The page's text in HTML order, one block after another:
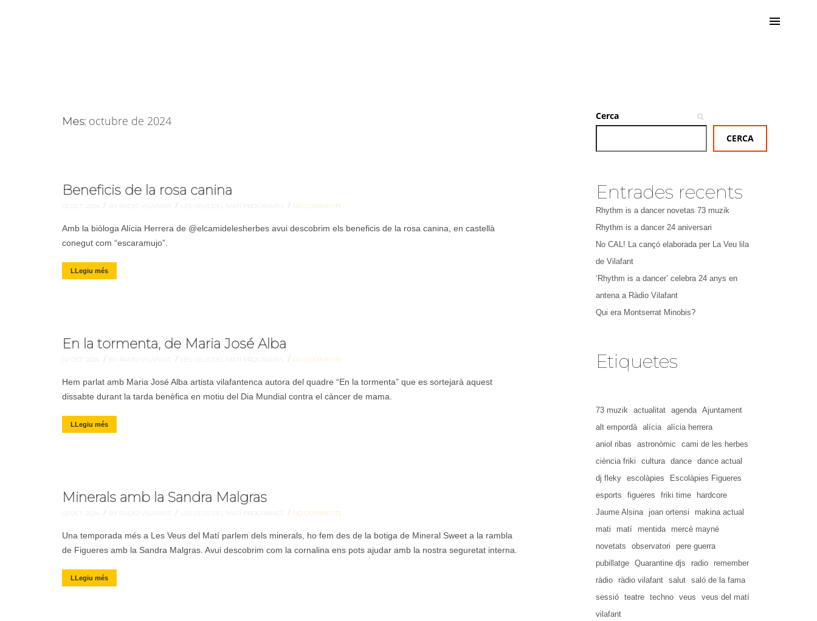
Mes: octubre de 2024
Beneficis de la rosa canina
02 OCT. 2024 / BY RADIO VILAFANT / LES VEUS DEL MATÍ PROGRAMES / NO COMMENTS
Amb la biòloga Alícia Herrera de @elcamidelesherbes avui descobrim els beneficis de la rosa canina, en castellà
conegut com “escaramujo”.
LLegiu més
En la tormenta, de Maria José Alba
02 OCT. 2024 / BY RADIO VILAFANT / LES VEUS DEL MATÍ PROGRAMES / NO COMMENTS
Hem parlat amb Maria José Alba artista vilafantenca autora del quadre “En la tormenta” que es sortejarà aquest
dissabte durant la tarda benèfica en motiu del Dia Mundial contra el càncer de mama.
LLegiu més
Minerals amb la Sandra Malgras
02 OCT. 2024 / BY RADIO VILAFANT / LES VEUS DEL MATÍ PROGRAMES / NO COMMENTS
Una temporada més a Les Veus del Matí parlem dels minerals, ho fem des de la botiga de Mineral Sweet a la rambla
de Figueres amb la Sandra Malgras. Avui descobrim com la cornalina ens pots ajudar amb la nostra seguretat interna.
LLegiu més
Cerca
CERCA
Entrades recents
Rhythm is a dancer novetas 73 muzik
Rhythm is a dancer 24 aniversari
No CAL! La cançó elaborada per La Veu lila
de Vilafant
‘Rhythm is a dancer’ celebra 24 anys en
antena a Ràdio Vilafant
Qui era Montserrat Minobis?
Etiquetes
73 muzik actualitat agenda
Ajuntament
alt empordà
alícia
alícia herrera
aniol ribas
astronòmic
cami de les herbes
ciència friki
cultura dance
dance actual
dj fleky
escolàpies
Escolàpies Figueres
esports
figueres friki time
hardcore
Jaume Alsina
joan ortensi
makina actual
mati
matí mentida
mercè mayné
novetats
observatori
pere guerra
pubillatge
Quarantine djs radio
remember
ràdio
ràdio vilafant salut
saló de la fama
sessió
teatre techno veus
veus del matí
vilafant